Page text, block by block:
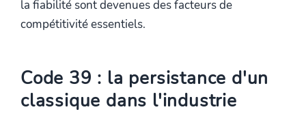
la fiabilité sont devenues des facteurs de
compétitivité essentiels.
Code 39 : la persistance d'un
classique dans l'industrie